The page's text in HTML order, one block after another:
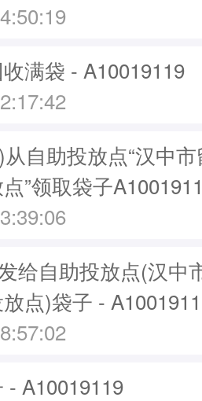
满袋 - A10019119
自助投放点“汉中
”领取袋子
给自助投放点(汉中
点)袋子 -
- A10019119